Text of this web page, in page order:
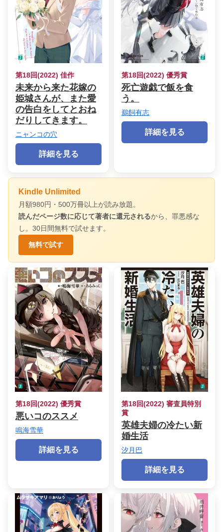
第18回(2022) 佳作
未来から来た花嫁の
姫城さんが、また愛
の告白をしてとおね
だりしてきます。
ニャンコの穴
詳細を見る
第18回(2022) 優秀賞
死亡遊戯で飯を食
う。
鵜飼有志
詳細を見る
Kindle Unlimited
月額980円・500万冊以上が読み放題。
読んだページ数に応じて著者に還元されるから、罪悪感な
し。30日間無料で試せます。
無料で試す
第18回(2022) 優秀賞
悪いコのススメ
鳴海雪華
詳細を見る
第18回(2022) 審査員特別
賞
英雄夫婦の冷たい新
婚生活
汐月巴
詳細を見る